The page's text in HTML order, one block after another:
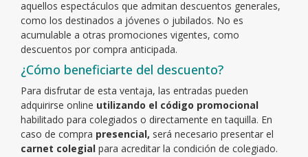
aquellos espectáculos que admitan descuentos generales,
como los destinados a jóvenes o jubilados. No es
acumulable a otras promociones vigentes, como
descuentos por compra anticipada.
¿Cómo beneficiarte del descuento?
Para disfrutar de esta ventaja, las entradas pueden
adquirirse online utilizando el código promocional
habilitado para colegiados o directamente en taquilla. En
caso de compra presencial, será necesario presentar el
carnet colegial para acreditar la condición de colegiado.